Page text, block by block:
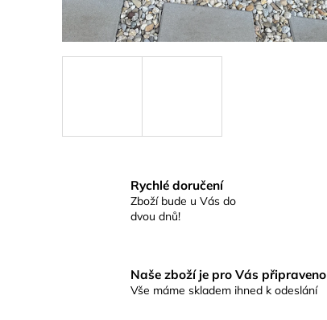
Rychlé doručení
Zboží bude u Vás do
dvou dnů!
Naše zboží je pro Vás připraveno
Vše máme skladem ihned k odeslání